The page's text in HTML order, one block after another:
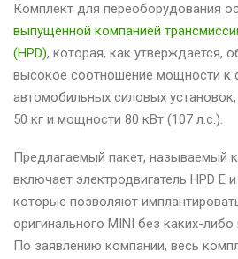
Комплект для переоборудования
выпущенной компанией
(HPD), которая, как утверждается,
высокое соотношение мощности к
автомобильных силовых
50 кг и мощности 80 кВт (107 л.с.).
Предлагаемый пакет, называемый
включает электродвигатель HPD E
которые позволяют
оригинального MINI без каких-либо
По заявлению компании, весь